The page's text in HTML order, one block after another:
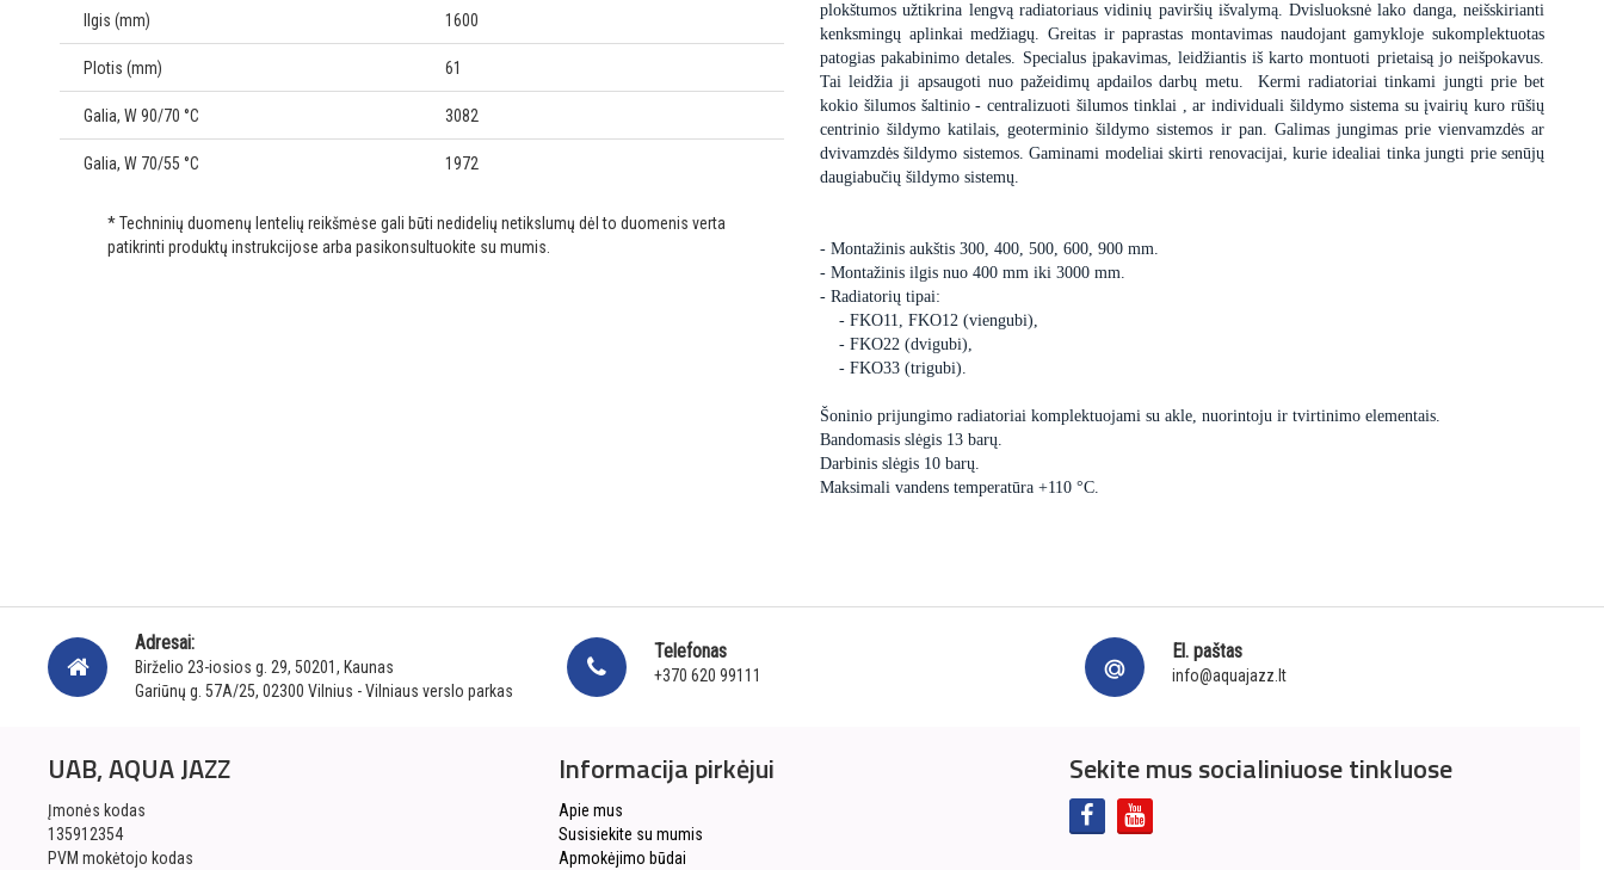
Ilgis (mm) 1600
Plotis (mm) 61
Galia, W 90/70 °C 3082
Galia, W 70/55 °C 1972
* Techninių duomenų lentelių reikšmėse gali būti nedidelių netikslumų dėl to duomenis verta
patikrinti produktų instrukcijose arba pasikonsultuokite su mumis.
plokštumos užtikrina lengvą radiatoriaus vidinių paviršių išvalymą. Dvisluoksnė lako danga, neišskirianti
kenksmingų aplinkai medžiagų. Greitas ir paprastas montavimas naudojant gamykloje sukomplektuotas
patogias pakabinimo detales. Specialus įpakavimas, leidžiantis iš karto montuoti prietaisą jo neišpokavus.
Tai leidžia ji apsaugoti nuo pažeidimų apdailos darbų metu. Kermi radiatoriai tinkami jungti prie bet
kokio šilumos šaltinio - centralizuoti šilumos tinklai , ar individuali šildymo sistema su įvairių kuro rūšių
centrinio šildymo katilais, geoterminio šildymo sistemos ir pan. Galimas jungimas prie vienvamzdės ar
dvivamzdės šildymo sistemos. Gaminami modeliai skirti renovacijai, kurie idealiai tinka jungti prie senūjų
daugiabučių šildymo sistemų.
- Montažinis aukštis 300, 400, 500, 600, 900 mm.
- Montažinis ilgis nuo 400 mm iki 3000 mm.
- Radiatorių tipai:
- FKO11, FKO12 (viengubi),
- FKO22 (dvigubi),
- FKO33 (trigubi).
Šoninio prijungimo radiatoriai komplektuojami su akle, nuorintoju ir tvirtinimo elementais.
Bandomasis slėgis 13 barų.
Darbinis slėgis 10 barų.
Maksimali vandens temperatūra +110 °C.
Adresai:
Birželio 23-iosios g. 29, 50201, Kaunas
Gariūnų g. 57A/25, 02300 Vilnius - Vilniaus verslo parkas
Telefonas
+370 620 99111
El. paštas
info@aquajazz.lt
UAB, AQUA JAZZ
Įmonės kodas
135912354
PVM mokėtojo kodas
Informacija pirkėjui
Apie mus
Susisiekite su mumis
Apmokėjimo būdai
Sekite mus socialiniuose tinkluose